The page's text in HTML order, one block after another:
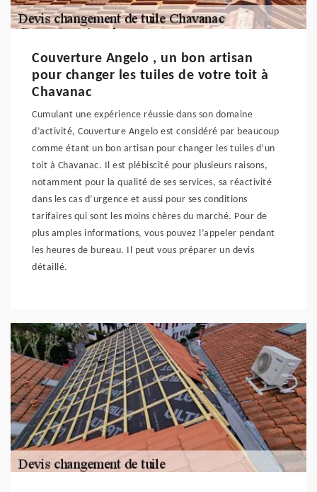
Couverture Angelo , un bon artisan
pour changer les tuiles de votre toit à
Chavanac
Cumulant une expérience réussie dans son domaine
d’activité, Couverture Angelo est considéré par beaucoup
comme étant un bon artisan pour changer les tuiles d’un
toit à Chavanac. Il est plébiscité pour plusieurs raisons,
notamment pour la qualité de ses services, sa réactivité
dans les cas d’urgence et aussi pour ses conditions
tarifaires qui sont les moins chères du marché. Pour de
plus amples informations, vous pouvez l’appeler pendant
les heures de bureau. Il peut vous préparer un devis
détaillé.